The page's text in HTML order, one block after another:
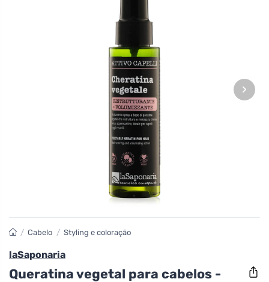
›
/ Cabelo / Styling e coloração
laSaponaria
Queratina vegetal para cabelos -